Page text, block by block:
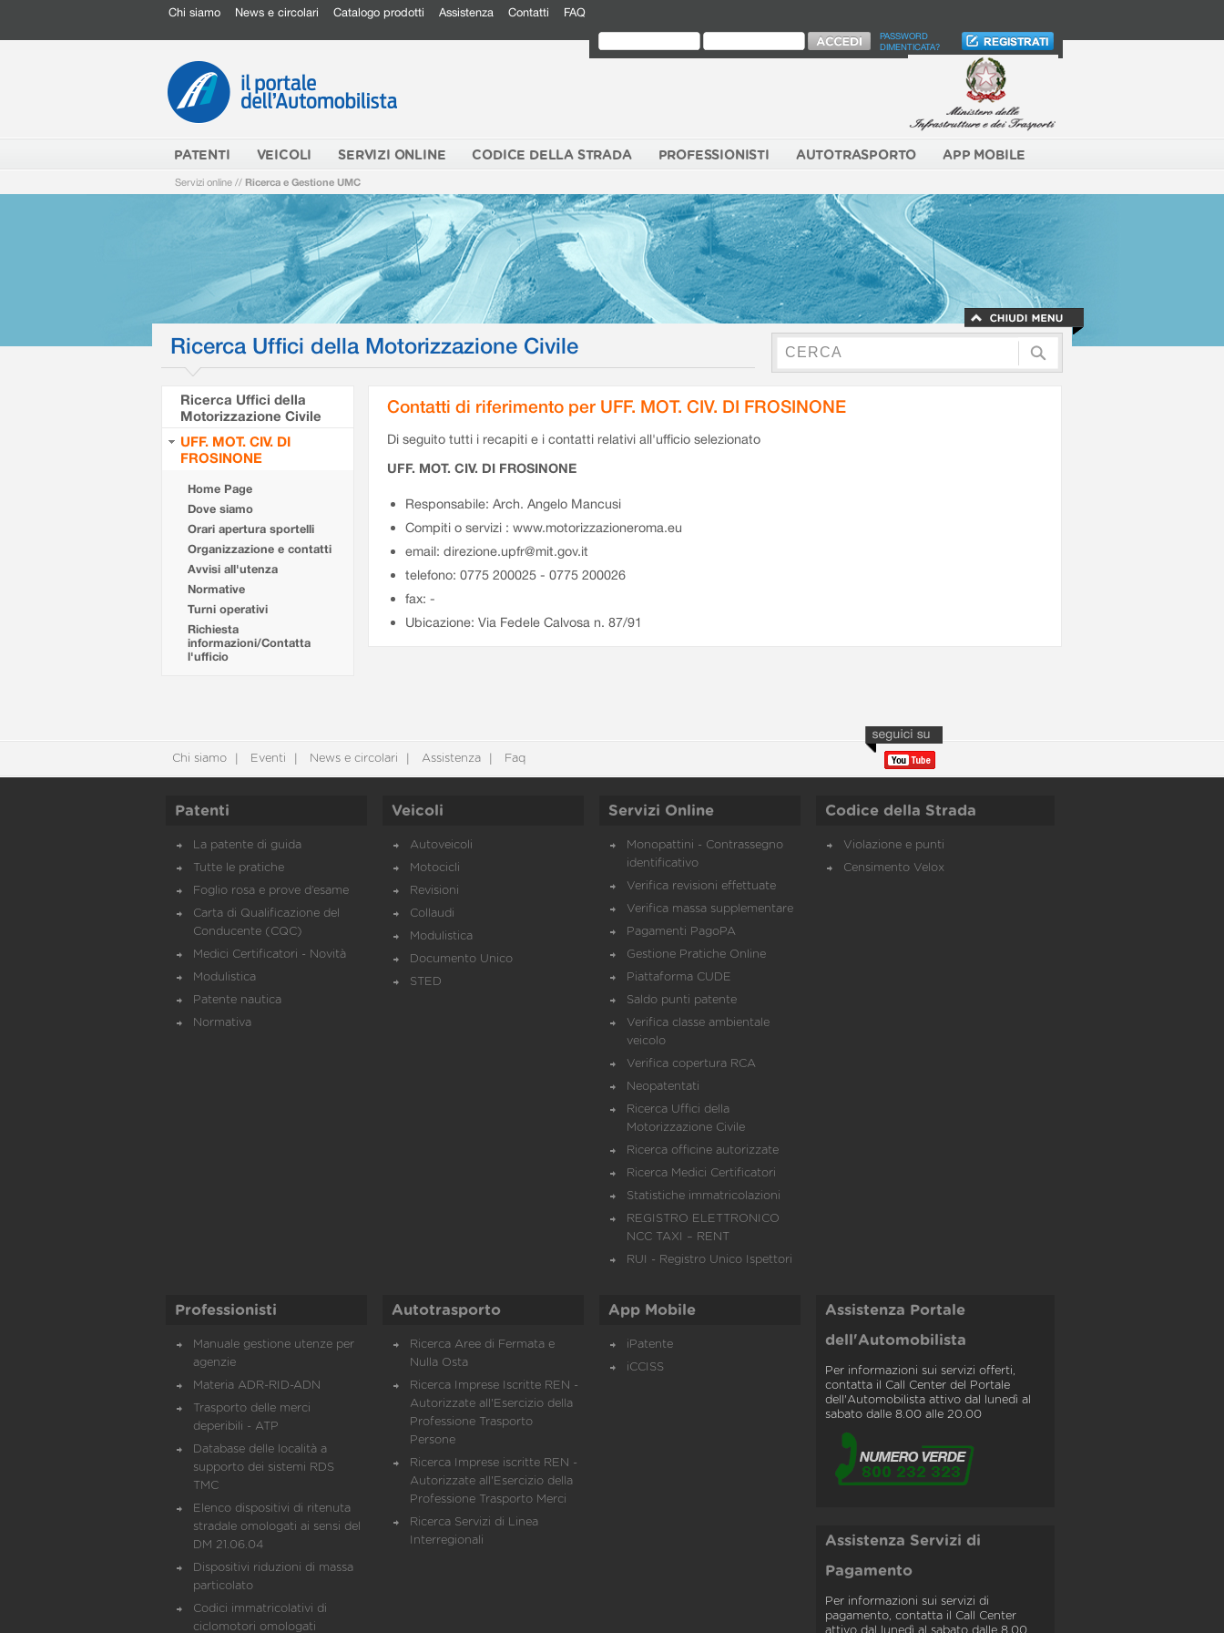
Chi siamo News e circolari Catalogo prodotti Assistenza Contatti FAQ
PASSWORD
DIMENTICATA?
PATENTI VEICOLI SERVIZI ONLINE CODICE DELLA STRADA PROFESSIONISTI AUTOTRASPORTO APP MOBILE
Servizi online // Ricerca e Gestione UMC
Ricerca Uffici della Motorizzazione Civile
Ricerca Uffici della
Motorizzazione Civile
UFF. MOT. CIV. DI
FROSINONE
Home Page
Dove siamo
Orari apertura sportelli
Organizzazione e contatti
Avvisi all'utenza
Normative
Turni operativi
Richiesta
informazioni/Contatta
l'ufficio
Contatti di riferimento per UFF. MOT. CIV. DI FROSINONE
Di seguito tutti i recapiti e i contatti relativi all'ufficio selezionato
UFF. MOT. CIV. DI FROSINONE
Responsabile: Arch. Angelo Mancusi
Compiti o servizi : www.motorizzazioneroma.eu
email: direzione.upfr@mit.gov.it
telefono: 0775 200025 - 0775 200026
fax: -
Ubicazione: Via Fedele Calvosa n. 87/91
Chi siamo Eventi News e circolari Assistenza Faq
Patenti
La patente di guida
Tutte le pratiche
Foglio rosa e prove d’esame
Carta di Qualificazione del
Conducente (CQC)
Medici Certificatori - Novità
Modulistica
Patente nautica
Normativa
Veicoli
Autoveicoli
Motocicli
Revisioni
Collaudi
Modulistica
Documento Unico
STED
Servizi Online
Monopattini - Contrassegno
identificativo
Verifica revisioni effettuate
Verifica massa supplementare
Pagamenti PagoPA
Gestione Pratiche Online
Piattaforma CUDE
Saldo punti patente
Verifica classe ambientale
veicolo
Verifica copertura RCA
Neopatentati
Ricerca Uffici della
Motorizzazione Civile
Ricerca officine autorizzate
Ricerca Medici Certificatori
Statistiche immatricolazioni
REGISTRO ELETTRONICO
NCC TAXI – RENT
RUI - Registro Unico Ispettori
Codice della Strada
Violazione e punti
Censimento Velox
Professionisti
Manuale gestione utenze per
agenzie
Materia ADR-RID-ADN
Trasporto delle merci
deperibili - ATP
Database delle località a
supporto dei sistemi RDS
TMC
Elenco dispositivi di ritenuta
stradale omologati ai sensi del
DM 21.06.04
Dispositivi riduzioni di massa
particolato
Codici immatricolativi di
ciclomotori omologati
Autotrasporto
Ricerca Aree di Fermata e
Nulla Osta
Ricerca Imprese Iscritte REN -
Autorizzate all'Esercizio della
Professione Trasporto
Persone
Ricerca Imprese iscritte REN -
Autorizzate all'Esercizio della
Professione Trasporto Merci
Ricerca Servizi di Linea
Interregionali
App Mobile
iPatente
iCCISS
Assistenza Portale
dell'Automobilista
Per informazioni sui servizi offerti,
contatta il Call Center del Portale
dell'Automobilista attivo dal lunedì al
sabato dalle 8.00 alle 20.00
Assistenza Servizi di
Pagamento
Per informazioni sui servizi di
pagamento, contatta il Call Center